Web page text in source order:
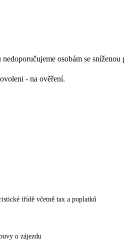
osobám se
- na ověření.
třídě včetně tax a poplatků
o zájezdu